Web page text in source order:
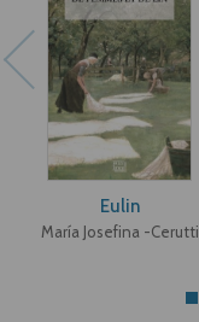
Eulin
María Josefina -Cerutti